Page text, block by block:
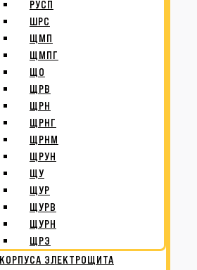
РУСП
ШРС
ЩМП
ЩМПГ
ЩО
ЩРВ
ЩРН
ЩРНГ
ЩРНМ
ЩРУН
ЩУ
ЩУР
ЩУРВ
ЩУРН
ЩРЭ
КОРПУСА ЭЛЕКТРОЩИТА